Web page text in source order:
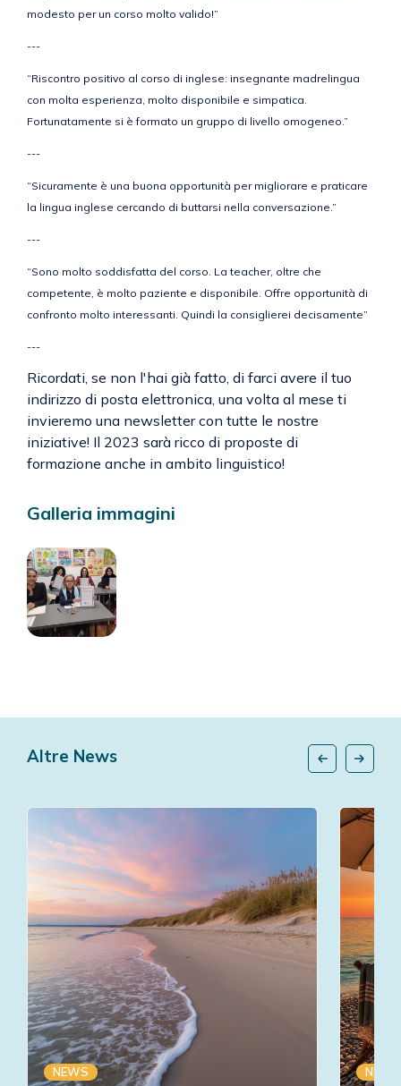
modesto per un corso molto valido!”
---
“Riscontro positivo al corso di inglese: insegnante madrelingua
con molta esperienza, molto disponibile e simpatica.
Fortunatamente si è formato un gruppo di livello omogeneo.”
---
“Sicuramente è una buona opportunità per migliorare e praticare
la lingua inglese cercando di buttarsi nella conversazione.”
---
“Sono molto soddisfatta del corso. La teacher, oltre che
competente, è molto paziente e disponibile. Offre opportunità di
confronto molto interessanti. Quindi la consiglierei decisamente”
---
Ricordati, se non l'hai già fatto, di farci avere il tuo
indirizzo di posta elettronica, una volta al mese ti
invieremo una newsletter con tutte le nostre
iniziative! Il 2023 sarà ricco di proposte di
formazione anche in ambito linguistico!
Galleria immagini
Altre News
NEWS NEWS